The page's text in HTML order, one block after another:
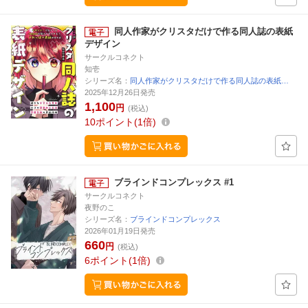
同人作家がクリスタだけで作る同人誌の表紙
デザイン
サークルコネクト
知壱
シリーズ名： 同人作家がクリスタだけで作る同人誌の表紙…
2025年12月26日発売
1,100円 (税込)
10ポイント 1倍
ブラインドコンプレックス #1
サークルコネクト
夜野のこ
シリーズ名： ブラインドコンプレックス
2026年01月19日発売
660円 (税込)
6ポイント 1倍